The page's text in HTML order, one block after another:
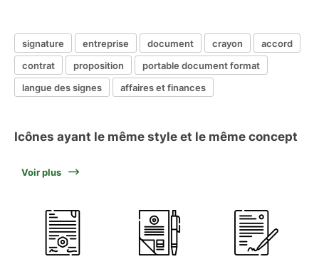
signature entreprise document crayon
accord
contrat
proposition
portable document format
langue des signes
affaires et finances
Icônes ayant le même style et le même concept
Voir plus